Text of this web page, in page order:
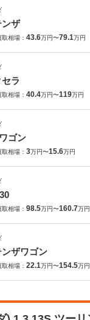
ンザ
相場： 43.6万円〜79.1万円
ラ
相場： 40.4万円〜119万円
ゴン
相場： 3万円〜15.6万円
相場： 98.5万円〜160.7万円
ンザワゴン
相場： 22.1万円〜154.5万円